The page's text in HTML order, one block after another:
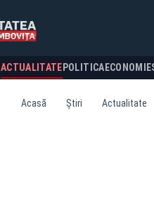
ACTUALITATE POLITICA ECONOMIE
Acasă Știri Actualitate